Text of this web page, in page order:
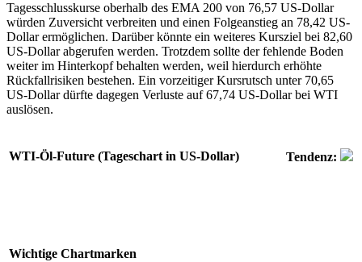
Tagesschlusskurse oberhalb des EMA 200 von 76,57 US-Dollar
würden Zuversicht verbreiten und einen Folgeanstieg an 78,42 US-
Dollar ermöglichen. Darüber könnte ein weiteres Kursziel bei 82,60
US-Dollar abgerufen werden. Trotzdem sollte der fehlende Boden
weiter im Hinterkopf behalten werden, weil hierdurch erhöhte
Rückfallrisiken bestehen. Ein vorzeitiger Kursrutsch unter 70,65
US-Dollar dürfte dagegen Verluste auf 67,74 US-Dollar bei WTI
auslösen.
WTI-Öl-Future (Tageschart in US-Dollar) Tendenz:
Wichtige Chartmarken